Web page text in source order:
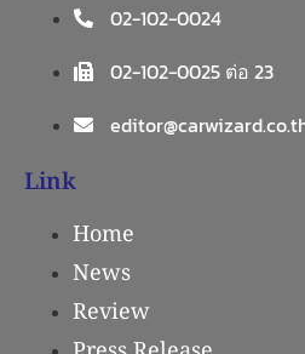
02-102-0024
02-102-0025 ต่อ 23
Link
Home
News
Review